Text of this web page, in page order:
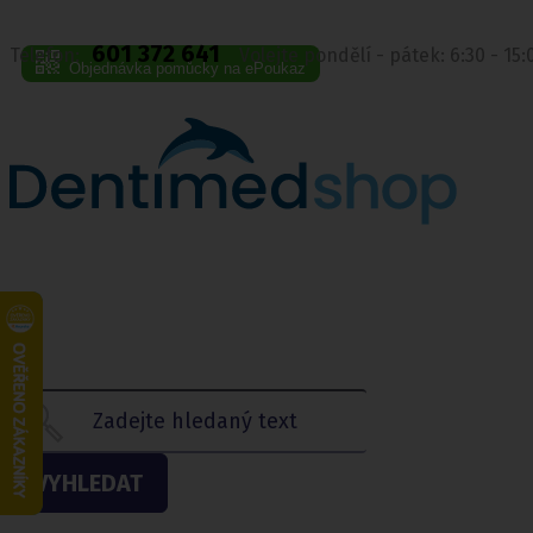
Telefon: 601 372 641 Volejte pondělí - pátek: 6:30 -
Objednávka pomůcky na ePoukaz
VYHLEDAT